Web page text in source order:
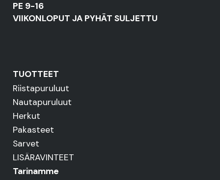
PE 9-16
VIIKONLOPUT JA PYHÄT SULJETTU
TUOTTEET
Riistapuruluut
Nautapuruluut
Herkut
Pakasteet
Sarvet
LISÄRAVINTEET
Tarinamme